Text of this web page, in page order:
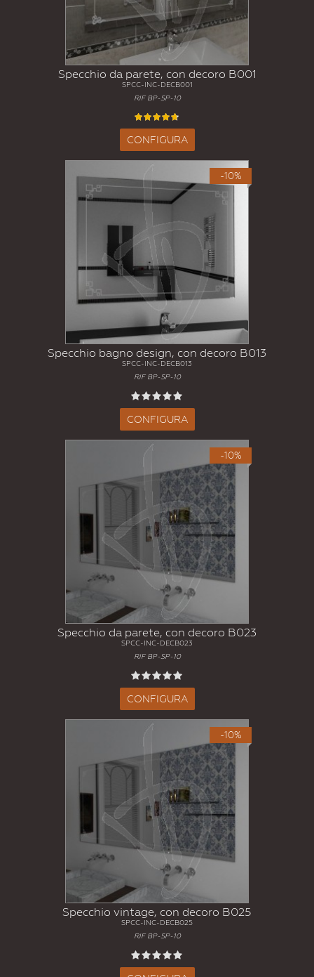
Specchio da parete, con decoro B001
SPCC-INC-DECB001
RIF BP-SP-10
CONFIGURA
-10%
Specchio bagno design, con decoro B013
SPCC-INC-DECB013
RIF BP-SP-10
CONFIGURA
-10%
Specchio da parete, con decoro B023
SPCC-INC-DECB023
RIF BP-SP-10
CONFIGURA
-10%
Specchio vintage, con decoro B025
SPCC-INC-DECB025
RIF BP-SP-10